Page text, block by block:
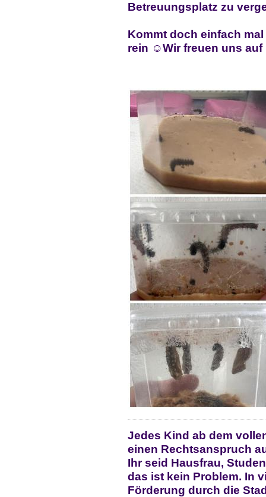
Betreuungsplatz zu
Kommt doch einfach
rein ☺️Wir freuen uns auf
Jedes Kind ab dem
einen Rechtsanspruch
Ihr seid Hausfrau,
das ist kein Problem. In
Förderung durch die